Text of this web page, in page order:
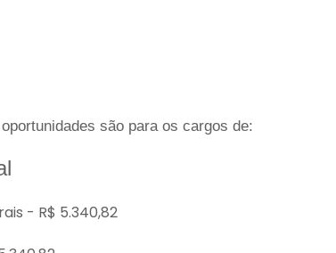
são para os cargos de:
- R$ 5.340,82